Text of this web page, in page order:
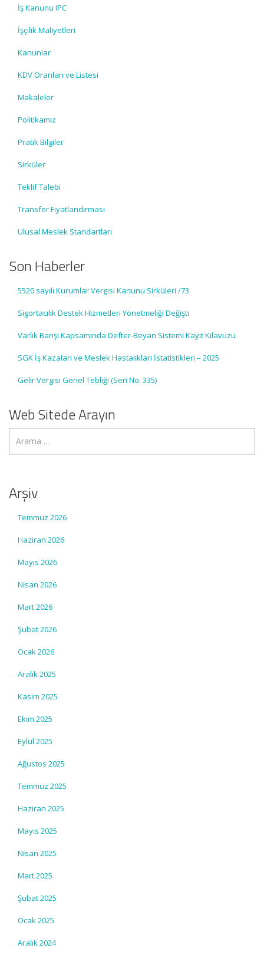
İş Kanunu IPC
İşçilik Maliyetleri
Kanunlar
KDV Oranları ve Listesi
Makaleler
Politikamız
Pratik Bilgiler
Sirküler
Teklif Talebi
Transfer Fiyatlandırması
Ulusal Meslek Standartları
Son Haberler
5520 sayılı Kurumlar Vergisi Kanunu Sirküleri /73
Sigortacılık Destek Hizmetleri Yönetmeliği Değişti
Varlık Barışı Kapsamında Defter-Beyan Sistemi Kayıt Kılavuzu
SGK İş Kazaları ve Meslek Hastalıkları İstatistikleri – 2025
Gelir Vergisi Genel Tebliği (Seri No: 335)
Web Sitede Arayın
Arşiv
Temmuz 2026
Haziran 2026
Mayıs 2026
Nisan 2026
Mart 2026
Şubat 2026
Ocak 2026
Aralık 2025
Kasım 2025
Ekim 2025
Eylül 2025
Ağustos 2025
Temmuz 2025
Haziran 2025
Mayıs 2025
Nisan 2025
Mart 2025
Şubat 2025
Ocak 2025
Aralık 2024